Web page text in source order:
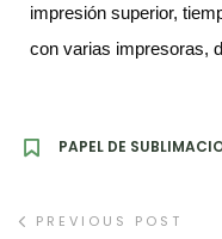
impresión superior,
con varias impresoras,
PAPEL DE
PREVIOUS POST